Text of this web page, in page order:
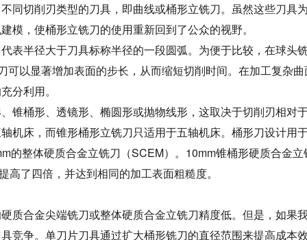
同切削刃类型的刀具，即曲线或桶形立铣刀。虽然这些刀具
模，使桶形立铣刀的使用重新回到了公众的视野。
半径大于刀具标称半径的一段圆弧。为便于比较，在球头
可以显著增加表面的步长，从而缩短切削时间。在加工复杂
分利用。
桶形、透镜形、椭圆形或抛物线形，这取决于切削刃相对
机床，而锥形桶形立铣刀只适用于五轴机床。桶形刀设计用
的整体硬质合金立铣刀（SCEM）。10mm锥桶形硬质合金
了四倍，并达到相同的加工表面粗糙度。
合金尖端铣刀或整体硬质合金立铣刀精度低。但是，如果
竞争。单刀片刀具通过扩大桶形铣刀的直径范围来提高成本